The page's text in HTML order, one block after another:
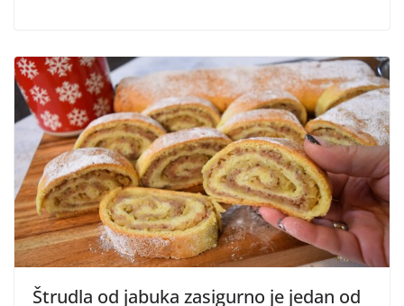
Štrudla od jabuka zasigurno je jedan od